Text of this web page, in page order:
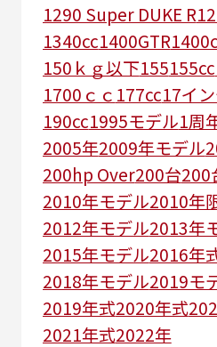
1290 Super DUKE R
1340cc1400GTR
150ｋｇ以下155155cc
1700ｃｃ 177cc17イ
190cc1995モデル1周
2005年2009年モデル
200hp Over200台200
2010年モデル2010年
2012年モデル2013年
2015年モデル2016年
2018年モデル2019モ
2019年式2020年式
2021年式2022年